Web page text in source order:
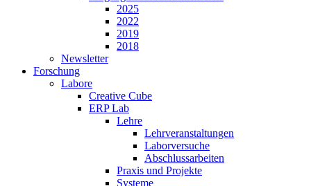
2025
2022
2019
2018
Newsletter
Forschung
Labore
Creative Cube
ERP Lab
Lehre
Lehrveranstaltungen
Laborversuche
Abschlussarbeiten
Praxis und Projekte
Systeme